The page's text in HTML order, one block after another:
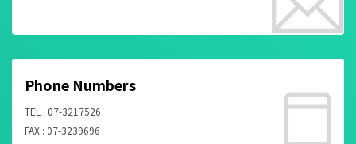
Phone Numbers
TEL : 07-3217526
FAX : 07-3239696